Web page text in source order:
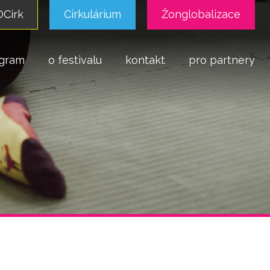
Cirkulárium Žonglobalizace
o festivalu kontakt pro partnery